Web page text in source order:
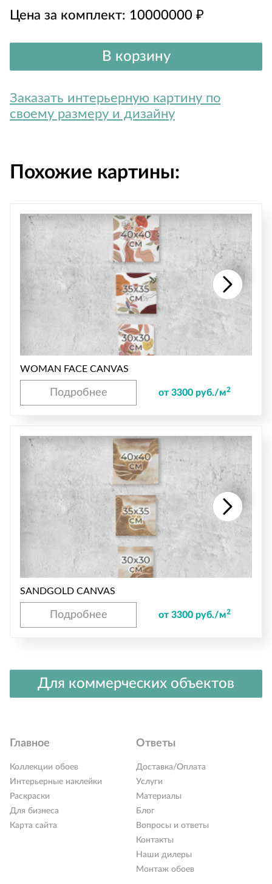
Цена за комплект: 10000000 ₽
В корзину
Заказать интерьерную картину по
своему размеру и дизайну
Похожие картины:
WOMAN FACE CANVAS
Подробнее от 3300 руб./м2
SANDGOLD CANVAS
Подробнее от 3300 руб./м2
Для коммерческих объектов
Главное
Коллекции обоев
Интерьерные наклейки
Раскраски
Для бизнеса
Карта сайта
Ответы
Доставка/Оплата
Услуги
Материалы
Блог
Вопросы и ответы
Контакты
Наши дилеры
Монтаж обоев